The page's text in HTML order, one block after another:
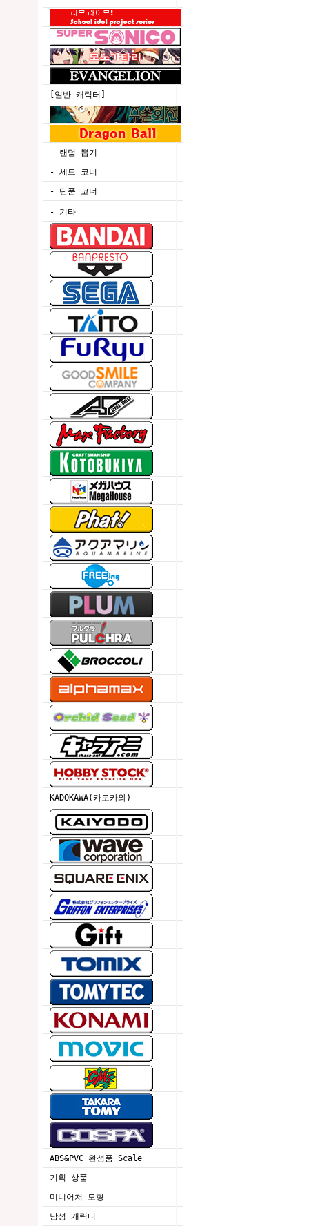
[일반 캐릭터]
- 랜덤 뽑기
- 세트 코너
- 단품 코너
- 기타
KADOKAWA(카도카와)
ABS&PVC 완성품 Scale
기획 상품
미니어쳐 모형
남성 캐릭터